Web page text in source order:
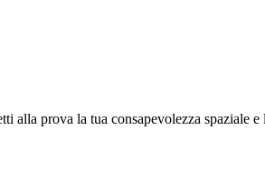
prova la tua consapevolezza spaziale